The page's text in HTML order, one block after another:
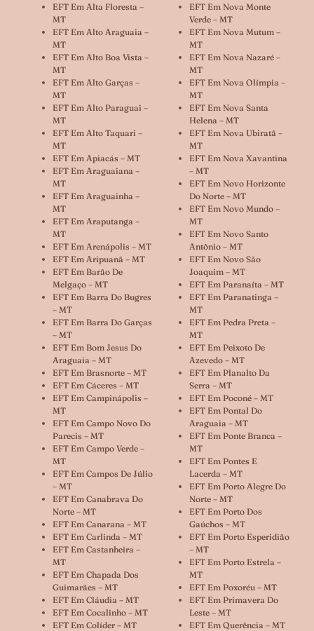
EFT Em Alta Floresta –
MT
EFT Em Alto Araguaia –
MT
EFT Em Alto Boa Vista –
MT
EFT Em Alto Garças –
MT
EFT Em Alto Paraguai –
MT
EFT Em Alto Taquari –
MT
EFT Em Apiacás – MT
EFT Em Araguaiana –
MT
EFT Em Araguainha –
MT
EFT Em Araputanga –
MT
EFT Em Arenápolis – MT
EFT Em Aripuanã – MT
EFT Em Barão De
Melgaço – MT
EFT Em Barra Do Bugres
– MT
EFT Em Barra Do Garças
– MT
EFT Em Bom Jesus Do
Araguaia – MT
EFT Em Brasnorte – MT
EFT Em Cáceres – MT
EFT Em Campinápolis –
MT
EFT Em Campo Novo Do
Parecis – MT
EFT Em Campo Verde –
MT
EFT Em Campos De Júlio
– MT
EFT Em Canabrava Do
Norte – MT
EFT Em Canarana – MT
EFT Em Carlinda – MT
EFT Em Castanheira –
MT
EFT Em Chapada Dos
Guimarães – MT
EFT Em Cláudia – MT
EFT Em Cocalinho – MT
EFT Em Colíder – MT
EFT Em Nova Monte
Verde – MT
EFT Em Nova Mutum –
MT
EFT Em Nova Nazaré –
MT
EFT Em Nova Olímpia –
MT
EFT Em Nova Santa
Helena – MT
EFT Em Nova Ubiratã –
MT
EFT Em Nova Xavantina
– MT
EFT Em Novo Horizonte
Do Norte – MT
EFT Em Novo Mundo –
MT
EFT Em Novo Santo
Antônio – MT
EFT Em Novo São
Joaquim – MT
EFT Em Paranaíta – MT
EFT Em Paranatinga –
MT
EFT Em Pedra Preta –
MT
EFT Em Peixoto De
Azevedo – MT
EFT Em Planalto Da
Serra – MT
EFT Em Poconé – MT
EFT Em Pontal Do
Araguaia – MT
EFT Em Ponte Branca –
MT
EFT Em Pontes E
Lacerda – MT
EFT Em Porto Alegre Do
Norte – MT
EFT Em Porto Dos
Gaúchos – MT
EFT Em Porto Esperidião
– MT
EFT Em Porto Estrela –
MT
EFT Em Poxoréu – MT
EFT Em Primavera Do
Leste – MT
EFT Em Querência – MT